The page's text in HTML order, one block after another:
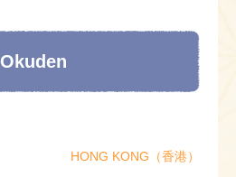
Okuden
HONG KONG（香港）